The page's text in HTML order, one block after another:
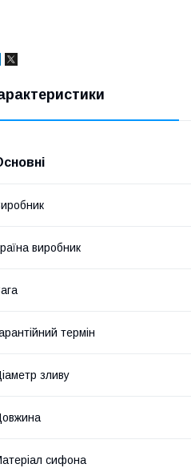
виробник
термін
зливу
сифона